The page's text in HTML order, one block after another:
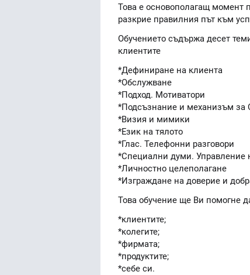
Това е основополагащ момент
разкрие правилния път към
Обучението съдържа десет
клиентите
*Дефиниране на клиента
*Обслужване
*Подход. Мотиватори
*Подсъзнание и механизъм за
*Визия и мимики
*Език на тялото
*Глас. Телефонни разговори
*Специални думи. Управление
*Личностно целеполагане
*Изграждане на доверие и
Това обучение ще Ви помогне
*клиентите;
*колегите;
*фирмата;
*продуктите;
*себе си.